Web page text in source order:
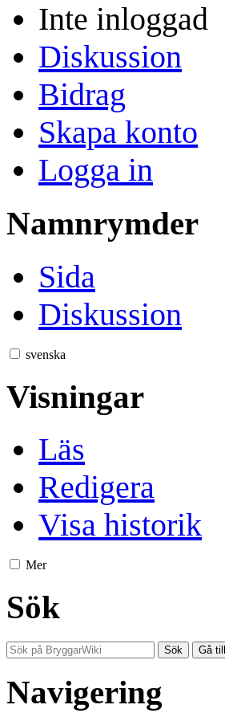
Inte inloggad
Diskussion
Bidrag
Skapa konto
Logga in
Namnrymder
Sida
Diskussion
svenska
Visningar
Läs
Redigera
Visa historik
Mer
Sök
Navigering